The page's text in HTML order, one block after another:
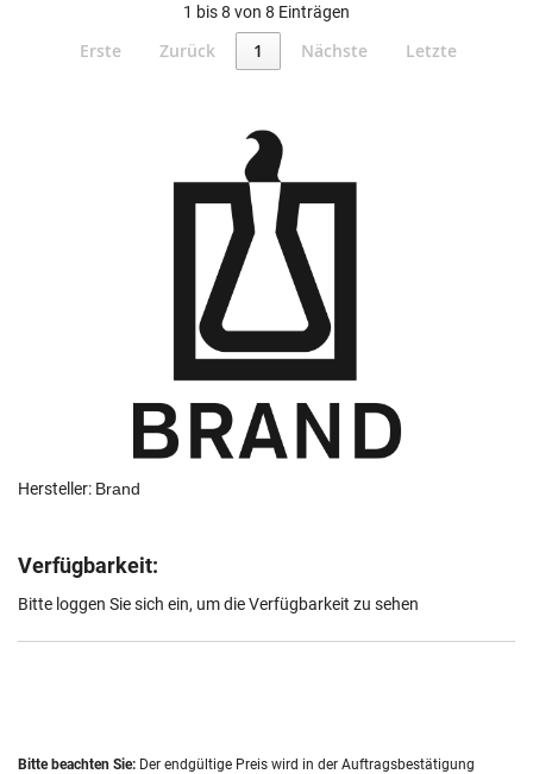
Hersteller: Brand
Verfügbarkeit:
Bitte loggen Sie sich ein, um die Verfügbarkeit zu sehen
1 bis 8 von 8 Einträgen
Erste Zurück 1 Nächste Letzte
Bitte beachten Sie: Der endgültige Preis wird in der Auftragsbestätigung